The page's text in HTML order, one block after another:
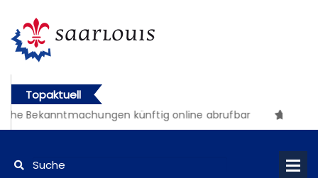
Topaktuell
Bekanntmachungen künftig online abrufbar